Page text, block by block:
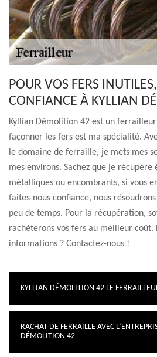
POUR VOS FERS
CONFIANCE À KYLLIAN
Kyllian Démolition 42 est un
façonner les fers est ma spécialité.
le domaine de ferraille, je mets mes
mes environs. Sachez que je récupère
métalliques ou encombrants, si vous
faites-nous confiance, nous
peu de temps. Pour la récupération,
rachèterons vos fers au meilleur coût.
informations ? Contactez-nous !
KYLLIAN DÉMOLITION 42 LE
RACHAT DE FERRAILLE AVEC
DÉMOLITION 42